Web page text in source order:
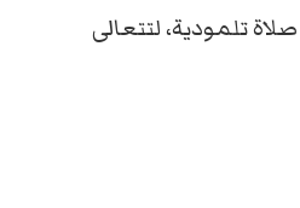
تلمودية، لتتعالى